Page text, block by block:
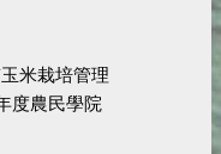
米栽培管理
度農民學院